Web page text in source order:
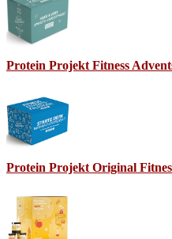
Protein Projekt Fitness
Protein Projekt Original